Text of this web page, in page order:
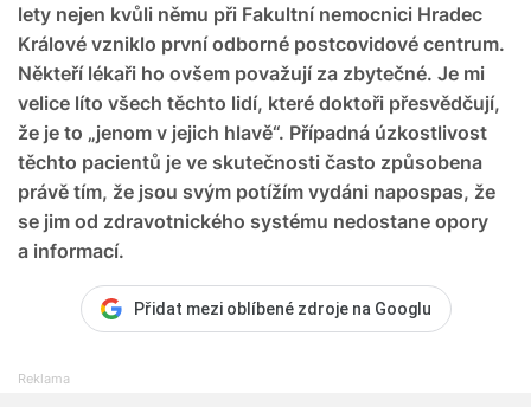
lety nejen kvůli němu při Fakultní nemocnici Hradec
Králové vzniklo první odborné postcovidové centrum.
Někteří lékaři ho ovšem považují za zbytečné. Je mi
velice líto všech těchto lidí, které doktoři přesvědčují,
že je to „jenom v jejich hlavě“. Případná úzkostlivost
těchto pacientů je ve skutečnosti často způsobena
právě tím, že jsou svým potížím vydáni napospas, že
se jim od zdravotnického systému nedostane opory
a informací.
Přidat mezi oblíbené zdroje na Googlu